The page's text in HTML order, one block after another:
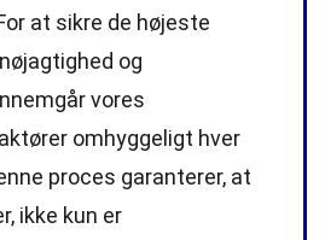
at sikre de højeste
og
vores
omhyggeligt hver
proces garanterer, at
ikke kun er